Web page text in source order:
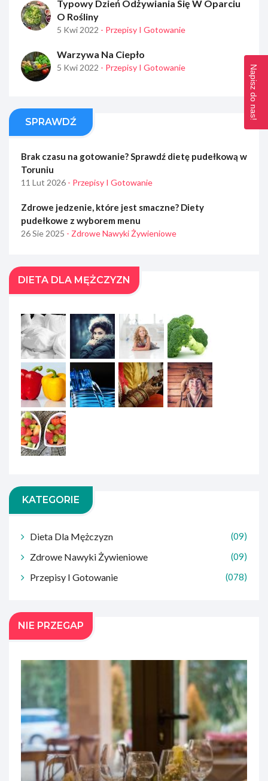
Typowy Dzień Odżywiania Się W Oparciu
O Rośliny
5 Kwi 2022 - Przepisy I Gotowanie
Warzywa Na Ciepło
5 Kwi 2022 - Przepisy I Gotowanie
SPRAWDŹ
Brak czasu na gotowanie? Sprawdź dietę pudełkową w
Toruniu
11 Lut 2026 - Przepisy I Gotowanie
Zdrowe jedzenie, które jest smaczne? Diety
pudełkowe z wyborem menu
26 Sie 2025 - Zdrowe Nawyki Żywieniowe
DIETA DLA MĘŻCZYZN
KATEGORIE
Dieta Dla Mężczyzn (09)
Zdrowe Nawyki Żywieniowe (09)
Przepisy I Gotowanie (078)
NIE PRZEGAP
Napisz do nas!